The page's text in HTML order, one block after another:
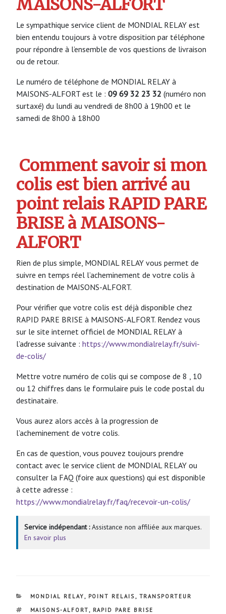
MAISONS-ALFORT
Le sympathique service client de MONDIAL RELAY est
bien entendu toujours à votre disposition par téléphone
pour répondre à l’ensemble de vos questions de livraison
ou de retour.
Le numéro de téléphone de MONDIAL RELAY à
MAISONS-ALFORT est le : 09 69 32 23 32 (numéro non
surtaxé) du lundi au vendredi de 8h00 à 19h00 et le
samedi de 8h00 à 18h00
Comment savoir si mon
colis est bien arrivé au
point relais RAPID PARE
BRISE à MAISONS-
ALFORT
Rien de plus simple, MONDIAL RELAY vous permet de
suivre en temps réel l’acheminement de votre colis à
destination de MAISONS-ALFORT.
Pour vérifier que votre colis est déjà disponible chez
RAPID PARE BRISE à MAISONS-ALFORT. Rendez vous
sur le site internet officiel de MONDIAL RELAY à
l’adresse suivante : https://www.mondialrelay.fr/suivi-
de-colis/
Mettre votre numéro de colis qui se compose de 8 , 10
ou 12 chiffres dans le formulaire puis le code postal du
destinataire.
Vous aurez alors accès à la progression de
l’acheminement de votre colis.
En cas de question, vous pouvez toujours prendre
contact avec le service client de MONDIAL RELAY ou
consulter la FAQ (foire aux questions) qui est disponible
à cette adresse :
https://www.mondialrelay.fr/faq/recevoir-un-colis/
Service indépendant :Assistance non affiliée aux marques.
En savoir plus
CATÉGORIES
MONDIAL RELAY , POINT RELAIS , TRANSPORTEUR
ÉTIQUETTES
MAISONS-ALFORT , RAPID PARE BRISE